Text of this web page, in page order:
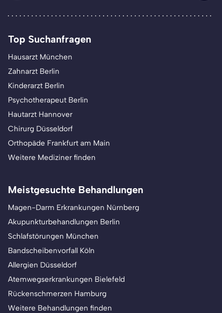
Top Suchanfragen
Hausarzt München
Zahnarzt Berlin
Kinderarzt Berlin
Psychotherapeut Berlin
Hautarzt Hannover
Chirurg Düsseldorf
Orthopäde Frankfurt am Main
Weitere Mediziner finden
Meistgesuchte Behandlungen
Magen-Darm Erkrankungen Nürnberg
Akupunkturbehandlungen Berlin
Schlafstörungen München
Bandscheibenvorfall Köln
Allergien Düsseldorf
Atemwegserkrankungen Bielefeld
Rückenschmerzen Hamburg
Weitere Behandlungen finden